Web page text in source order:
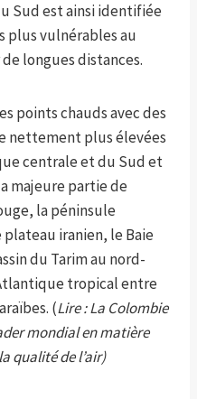
Sud est ainsi identifiée
plus vulnérables au
longues distances.
points chauds avec des
nettement plus élevées
centrale et du Sud et
majeure partie de
la péninsule
plateau iranien, le Baie
du Tarim au nord-
tropical entre
(Lire : La Colombie
mondial en matière
qualité de l’air)